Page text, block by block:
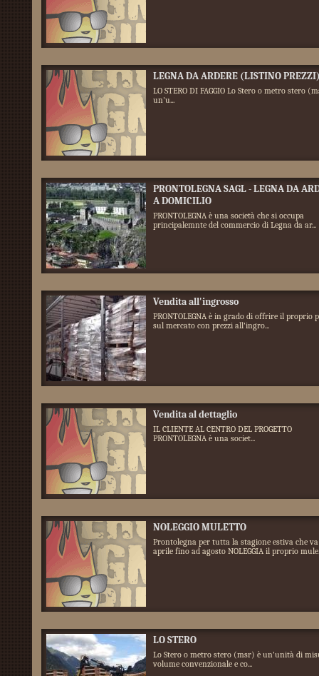
LEGNA DA ARDERE (LISTINO
LO STERO DI FAGGIO Lo Stero o metro stero
un'u...
PRONTOLEGNA SAGL - LEGNA DA
A DOMICILIO
PRONTOLEGNA è una società che si occupa
principalemnte del commercio di Legna da ar...
Vendita all'ingrosso
PRONTOLEGNA è in grado di offrire il proprio
sul mercato con prezzi all'ingro...
Vendita al dettaglio
IL CLIENTE AL CENTRO DEL PROGETTO
PRONTOLEGNA è una societ...
NOLEGGIO MULETTO
Prontolegna per tutta la stagione estiva che
aprile fino ad agosto NOLEGGIA il proprio
LO STERO
Lo Stero o metro stero (msr) è un'unità di
volume convenzionale e co...